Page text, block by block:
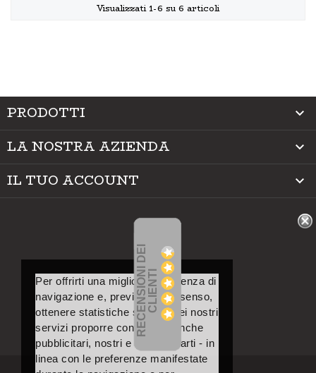
Per offrirti una migliore esperienza di
navigazione e, previo tuo consenso,
ottenere statistiche sull’uso dei nostri
servizi proporre contenuti – anche
pubblicitari, nostri e di terze parti - in
linea con le preferenze manifestate
Visualizzati 1-6 su 6 articoli
PRODOTTI 
LA NOSTRA AZIENDA 
IL TUO ACCOUNT 
R
E
C
E
N
S
I
ON
I
D
E
I
C
L
I
E
N
TI